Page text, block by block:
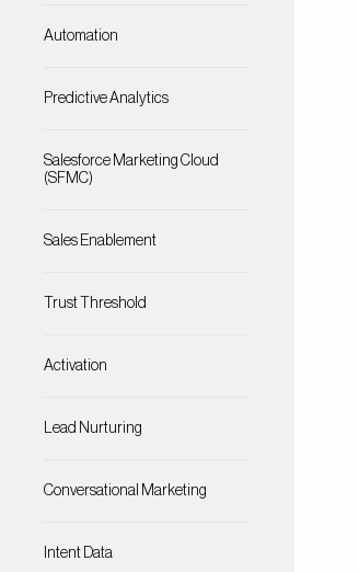
Automation
Predictive Analytics
Salesforce Marketing Cloud
(SFMC)
Sales Enablement
Trust Threshold
Activation
Lead Nurturing
Conversational Marketing
Intent Data